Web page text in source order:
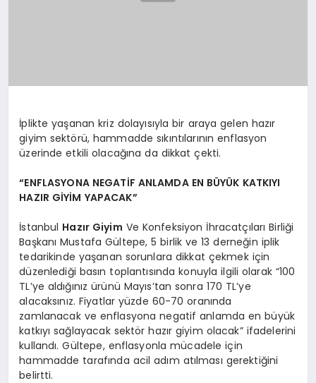
İplikte yaşanan kriz dolayısıyla bir araya gelen hazır
giyim sektörü, hammadde sıkıntılarının enflasyon
üzerinde etkili olacağına da dikkat çekti.
“ENFLASYONA NEGATİF ANLAMDA EN BÜYÜK KATKIYI
HAZIR GİYİM YAPACAK”
İstanbul Hazır Giyim Ve Konfeksiyon İhracatçıları Birliği
Başkanı Mustafa Gültepe, 5 birlik ve 13 derneğin iplik
tedarikinde yaşanan sorunlara dikkat çekmek için
düzenlediği basın toplantısında konuyla ilgili olarak “100
TL’ye aldığınız ürünü Mayıs’tan sonra 170 TL’ye
alacaksınız. Fiyatlar yüzde 60-70 oranında
zamlanacak ve enflasyona negatif anlamda en büyük
katkıyı sağlayacak sektör hazır giyim olacak” ifadelerini
kullandı. Gültepe, enflasyonla mücadele için
hammadde tarafında acil adım atılması gerektiğini
belirtti.